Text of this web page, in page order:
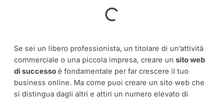
Se sei un libero professionista, un titolare di un’attività
commerciale o una piccola impresa, creare un sito web
di successoè fondamentale per far crescere il tuo
business online. Ma come puoi creare un sito web che
si distingua dagli altri e attiri un numero elevato di